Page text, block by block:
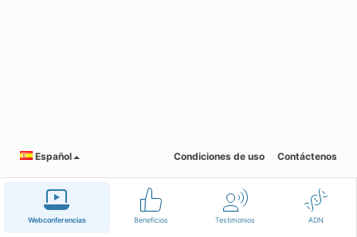
Webconferencias Beneficios Testimonios ADN
Español Condiciones de uso Contáctenos